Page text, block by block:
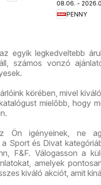
aktuális
akciós
08.06. -
PENNY
egyik legkedveltebb
számos vonzó
körében, mivel
mielőbb, hogy
Ön igényeinek, ne
Sport és Divat
F&F. Válogasson a
amelyek
kiváló akciót, amit